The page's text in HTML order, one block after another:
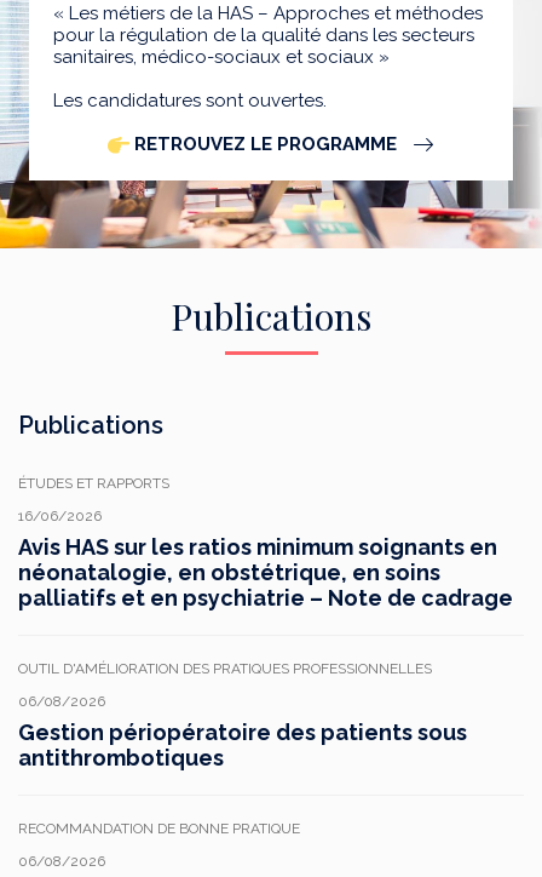
« Les métiers de la HAS – Approches et méthodes
pour la régulation de la qualité dans les secteurs
sanitaires, médico-sociaux et sociaux »
Les candidatures sont ouvertes.
RETROUVEZ LE PROGRAMME
Publications
Publications
ÉTUDES ET RAPPORTS
16/06/2026
Avis HAS sur les ratios minimum soignants en
néonatalogie, en obstétrique, en soins
palliatifs et en psychiatrie – Note de cadrage
OUTIL D'AMÉLIORATION DES PRATIQUES PROFESSIONNELLES
06/08/2026
Gestion périopératoire des patients sous
antithrombotiques
RECOMMANDATION DE BONNE PRATIQUE
06/08/2026